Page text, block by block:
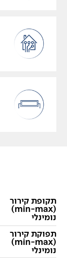
תקופת קירור
(min-max)
נומינלי
תפוקת קירור
(min-max)
נומינלי